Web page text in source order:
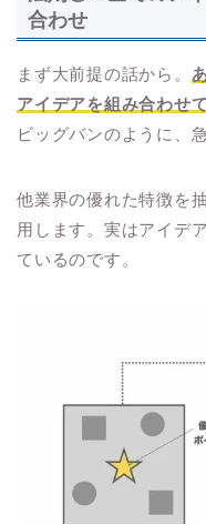
合わせ
まず大前提の話から。
アイデアを組み合わせ
ビッグバンのように、
他業界の優れた特徴を
用します。実はアイデ
ているのです。